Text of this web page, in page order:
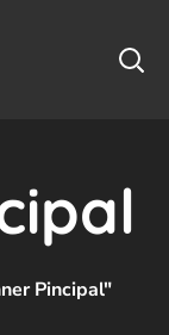
Pincipal"